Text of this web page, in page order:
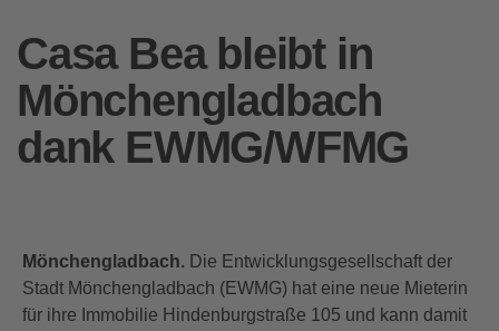
Casa Bea bleibt in
Mönchengladbach
dank EWMG/WFMG
Mönchengladbach. Die Entwicklungsgesellschaft der
Stadt Mönchengladbach (EWMG) hat eine neue Mieterin
für ihre Immobilie Hindenburgstraße 105 und kann damit